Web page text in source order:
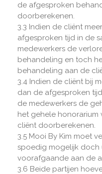
de afgesproken
doorberekenen.
3.3 Indien de cliënt
afgesproken tijd in de
medewerkers de
behandeling en toch
behandeling aan de
3.4 Indien de cliënt bij
dan de afgesproken
de medewerkers de
het gehele
cliënt doorberekenen.
3.5 Mooi By Kim moet
spoedig mogelijk doch
voorafgaande aan de
3.6 Beide partijen